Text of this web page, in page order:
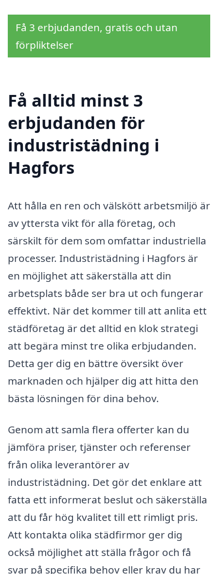
Få 3 erbjudanden, gratis och utan
förpliktelser
Få alltid minst 3
erbjudanden för
industristädning i
Hagfors
Att hålla en ren och välskött arbetsmiljö är
av yttersta vikt för alla företag, och
särskilt för dem som omfattar industriella
processer. Industristädning i Hagfors är
en möjlighet att säkerställa att din
arbetsplats både ser bra ut och fungerar
effektivt. När det kommer till att anlita ett
städföretag är det alltid en klok strategi
att begära minst tre olika erbjudanden.
Detta ger dig en bättre översikt över
marknaden och hjälper dig att hitta den
bästa lösningen för dina behov.
Genom att samla flera offerter kan du
jämföra priser, tjänster och referenser
från olika leverantörer av
industristädning. Det gör det enklare att
fatta ett informerat beslut och säkerställa
att du får hög kvalitet till ett rimligt pris.
Att kontakta olika städfirmor ger dig
också möjlighet att ställa frågor och få
svar på specifika behov eller krav du har